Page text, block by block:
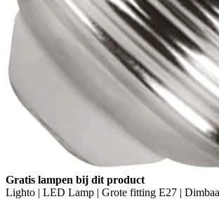
Gratis lampen bij dit product
Lighto | LED Lamp | Grote fitting E27 |